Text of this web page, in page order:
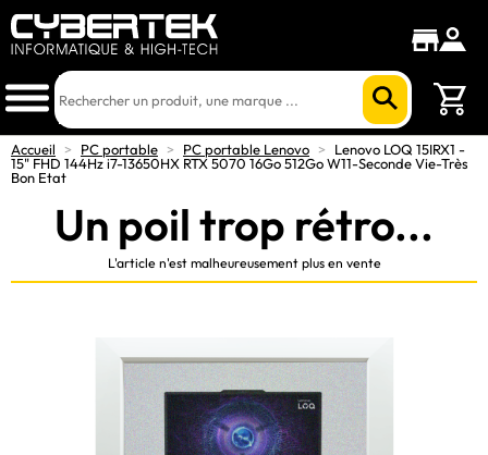
Accueil > PC portable > PC portable Lenovo >
Lenovo LOQ 15IRX1 -
15" FHD 144Hz i7-13650HX RTX 5070 16Go 512Go W11-Seconde Vie-Très
Bon Etat
Un poil trop rétro...
L'article n'est malheureusement plus en vente